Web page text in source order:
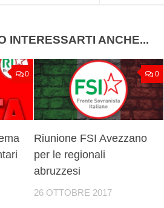
INTERESSARTI ANCHE...
0 0
Riunione FSI Avezzano
per le regionali
abruzzesi
26 OTTOBRE 2017